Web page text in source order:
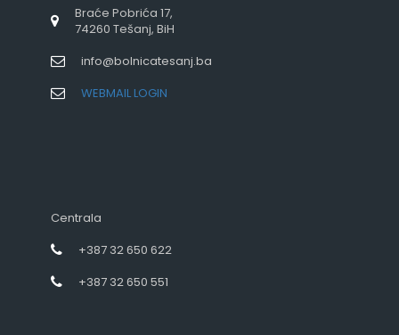
Braće Pobrića 17,
74260 Tešanj, BiH
info@bolnicatesanj.ba
WEBMAIL LOGIN
Centrala
+387 32 650 622
+387 32 650 551